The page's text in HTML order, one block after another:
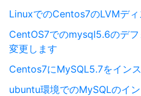
LinuxでのCentos7のLVMデ
CentOS7でのmysql5.6のデ
変更します
Centos7にMySQL5.7をイン
ubuntu環境でのMySQLのイン